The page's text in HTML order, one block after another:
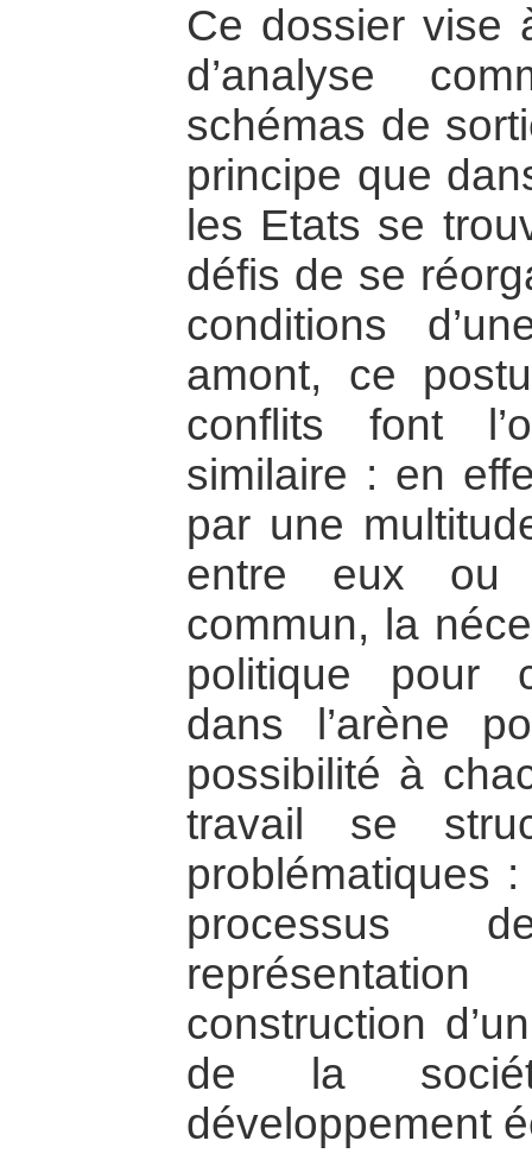
Ce dossier vise
d’analyse
schémas de
principe que
les Etats se
défis de se
conditions
amont, ce
conflits font
similaire : en
par une
entre eux ou
commun, la
politique pour
dans l’arène
possibilité à
travail se
problématiques
processus
construction
de la
développement